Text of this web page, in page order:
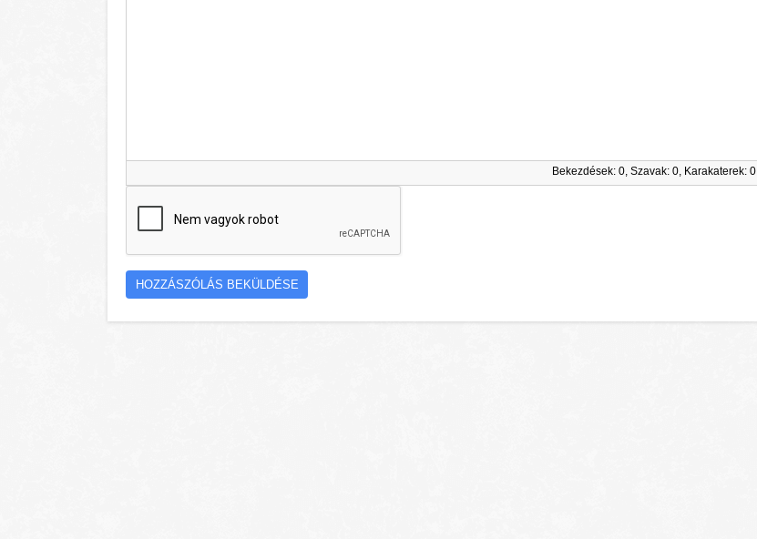
Bekezdések: 0, Szavak: 0, Karakaterek: 0